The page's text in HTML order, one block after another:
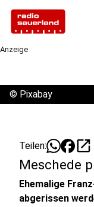
Anzeige
© Pixabay
Teilen: open_in_new
Meschede
Ehemalige
abgerissen